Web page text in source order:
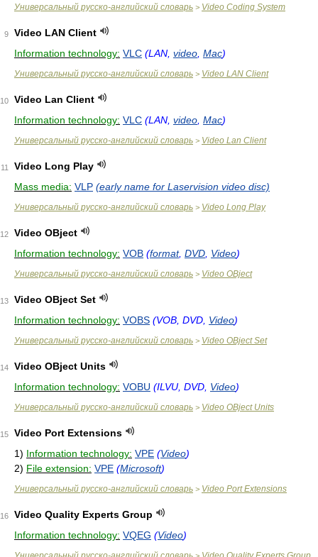
Универсальный русско-английский словарь > Video Coding System
9
Video LAN Client
Information technology: VLC (LAN, video Mac)
Универсальный русско-английский словарь > Video LAN Client
10
Video Lan Client
Information technology: VLC (LAN, video Mac)
Универсальный русско-английский словарь > Video Lan Client
11
Video Long Play
Mass media: VLP (early name for Laservision video disc)
Универсальный русско-английский словарь > Video Long Play
12
Video OBject
Information technology: VOB (format, DVD Video)
Универсальный русско-английский словарь > Video OBject
13
Video OBject Set
Information technology: VOBS (VOB, DVD, Video)
Универсальный русско-английский словарь > Video OBject Set
14
Video OBject Units
Information technology: VOBU (ILVU, DVD, Video)
Универсальный русско-английский словарь > Video OBject Units
15
Video Port Extensions
1) Information technology: VPE (Video)
2) File extension: VPE (Microsoft)
Универсальный русско-английский словарь > Video Port Extensions
16
Video Quality Experts Group
Information technology: VQEG (Video)